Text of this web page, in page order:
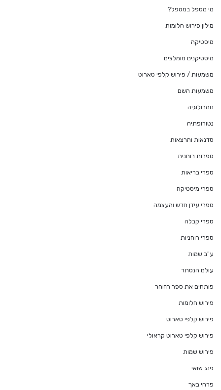
מי מטפל במטפל?
מילון פירוש חלומות
מיסטיקה
מיסטיקנים מומלצים
משמעות / פירוש קלפי טארוט
משמעות השם
נומרולוגיה
נטורופתיה
סדנאות והרצאות
ספרות רוחנית
ספרי בריאות
ספרי מיסטיקה
ספרי עידן חדש והעצמה
ספרי קבלה
ספרי רוחניות
ע"ב שמות
עולם הנסתר
פותחים את ספר הזוהר
פירוש חלומות
פירוש קלפי טארוט
פירוש קלפי טארוט קראולי
פירוש שמות
פנג שואי
פרחי באך